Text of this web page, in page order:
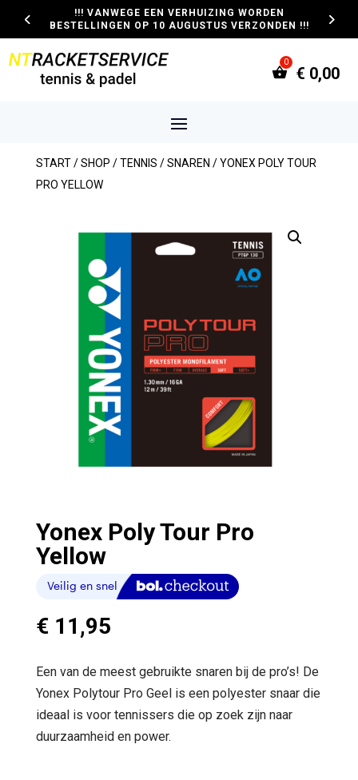
!!! VANWEGE EEN VERHUIZING WORDEN
BESTELLINGEN OP 10 AUGUSTUS VERZONDEN !!!
€ 0,00
START/SHOP /TENNIS /SNAREN / YONEX POLY TOUR
PRO YELLOW
Yonex Poly Tour Pro
Yellow
€11,95
Een van de meest gebruikte snaren bij de pro’s! De
Yonex Polytour Pro Geel is een polyester snaar die
ideaal is voor tennissers die op zoek zijn naar
duurzaamheid en power.